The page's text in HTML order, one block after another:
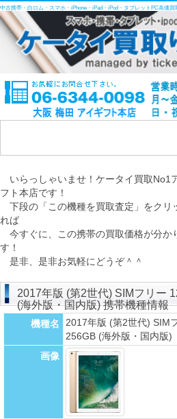
中古携帯・白ロム・スマホ・iPhone・iPad・iPod・タブレットPC高価
いらっしゃいませ！ケータイ買取No1
フト本店です！
下段の「この機種を買取査定」をクリ
れば
今すぐに、この携帯の買取価格が分か
す！
是非、是非お気軽にどうぞ＾＾
2017年版 (第2世代) SIMフリー
(海外版・国内版) 携帯機種情報
機種名
2017年版 (第2世代) SIM
256GB (海外版・国内版)
画像